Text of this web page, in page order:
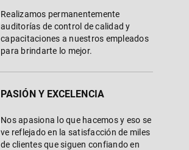
Realizamos permanentemente
auditorías de control de calidad y
capacitaciones a nuestros empleados
para brindarte lo mejor.
PASIÓN Y EXCELENCIA
Nos apasiona lo que hacemos y eso se
ve reflejado en la satisfacción de miles
de clientes que siguen confiando en